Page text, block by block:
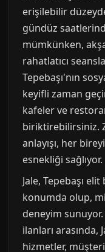
erişilebilir
gündüz
mümkünken,
rahatlatıcı
Tepebaşı'nın
keyifli zaman
kafeler ve
biriktirebilirsiniz.
anlayışı, her
esnekliği sağlıyor.
Jale, Tepebaşı
konumda olup,
deneyim sunuyor.
ilanları
hizmetler,